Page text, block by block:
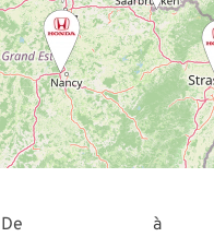
De à